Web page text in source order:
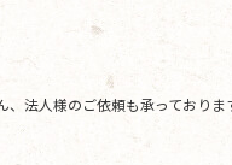
、法人様のご依頼も承っておりま